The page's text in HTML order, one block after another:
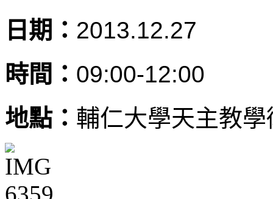
日期： 2013.12.27
時間： 09:00-12:00
地點： 輔仁大學天主教